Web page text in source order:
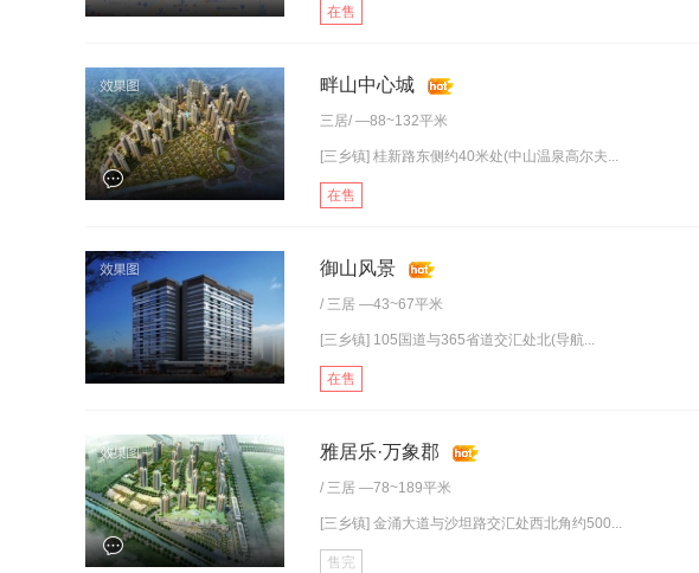
在售
畔山中心城
三居/ —88~132平米
[三乡镇] 桂新路东侧约40米处(中山温泉高尔夫...
在售
御山风景
/ 三居 —43~67平米
[三乡镇] 105国道与365省道交汇处北(导航...
在售
雅居乐·万象郡
/ 三居 —78~189平米
[三乡镇] 金涌大道与沙坦路交汇处西北角约500...
售完